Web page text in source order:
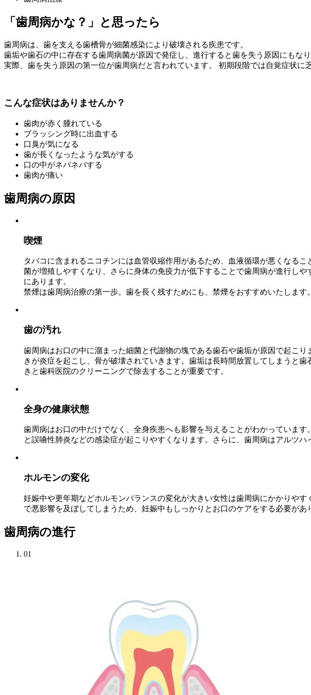
「歯周病かな？」と思ったら
歯周病は、歯を支える歯槽骨が細菌感染により破壊される疾患です。
歯垢や歯石の中に存在する歯周病菌が原因で発症し、進行すると歯を失う原因にもなり
実際、歯を失う原因の第一位が歯周病だと言われています。 初期段階では自覚症状
こんな症状はありませんか？
歯肉が赤く腫れている
ブラッシング時に出血する
口臭が気になる
歯が長くなったような気がする
口の中がネバネバする
歯肉が痛い
歯周病の原因
喫煙
タバコに含まれるニコチンには血管収縮作用があるため、血液循環が悪くなる
菌が増殖しやすくなり、さらに身体の免疫力が低下することで歯周病が進行し
にあります。
禁煙は歯周病治療の第一歩。歯を長く残すためにも、禁煙をおすすめいたします。
歯の汚れ
歯周病はお口の中に溜まった細菌と代謝物の塊である歯石や歯垢が原因で起こ
きが炎症を起こし、骨が破壊されていきます。歯垢は長時間放置してしまうと
きと歯科医院のクリーニングで除去することが重要です。
全身の健康状態
歯周病はお口の中だけでなく、全身疾患へも影響を与えることがわかっていま
と誤嚥性肺炎などの感染症が起こりやすくなります。さらに、歯周病はアルツ
ホルモンの変化
妊娠中や更年期などホルモンバランスの変化が大きい女性は歯周病にかかりや
で悪影響を及ぼしてしまうため、妊娠中もしっかりとお口のケアをする必要があ
歯周病の進行
01